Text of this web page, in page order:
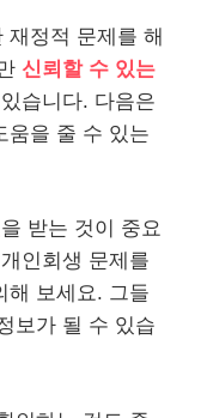
재정적 문제를 해
신뢰할 수 있는
습니다. 다음은
움을 줄 수 있는
을 받는 것이 중요
인회생 문제를
해 보세요. 그들
보가 될 수 있습